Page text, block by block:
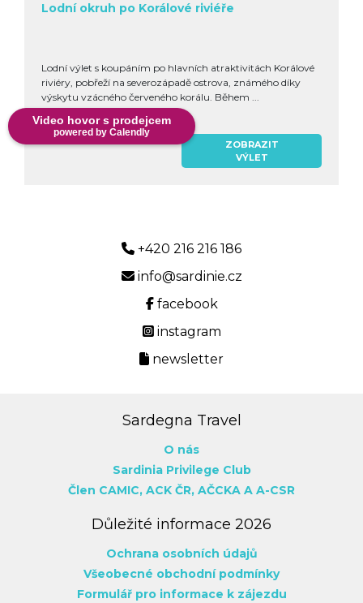
Video hovor s prodejcem
powered by Calendly
Lodní okruh po Korálové riviéře
Lodní výlet s koupáním po hlavních atraktivitách Korálové
riviéry, pobřeží na severozápadě ostrova, známého díky
výskytu vzácného červeného korálu. Během ...
ZOBRAZIT
VÝLET
+420 216 216 186
info@sardinie.cz
facebook
instagram
newsletter
Sardegna Travel
O nás
Sardinia Privilege Club
Člen CAMIC, ACK ČR, AČCKA A A-CSR
Důležité informace 2026
Ochrana osobních údajů
Všeobecné obchodní podmínky
Formulář pro informace k zájezdu